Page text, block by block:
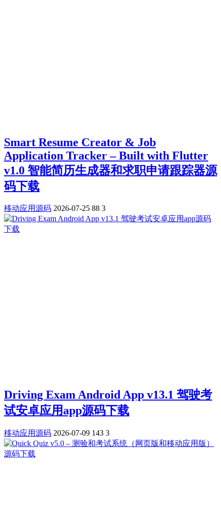
Smart Resume Creator & Job
Application Tracker – Built with Flutter
v1.0 智能简历生成器和求职申请跟踪器源
码下载
移动应用源码 2026-07-25 88 3
Driving Exam Android App v13.1 驾驶考
试安卓应用app源码下载
移动应用源码 2026-07-09 143 3